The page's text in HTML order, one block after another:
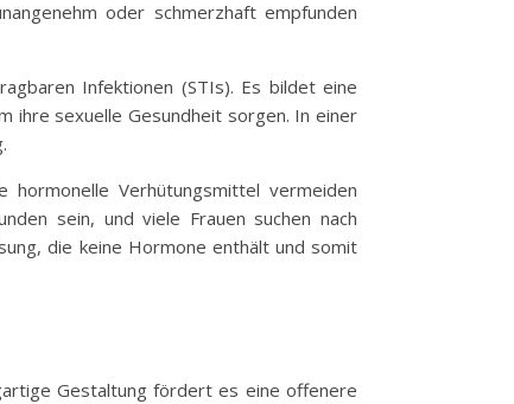
oder schmerzhaft empfunden
Infektionen (STIs). Es bildet eine
ihre sexuelle Gesundheit sorgen. In einer
Verhütungsmittel vermeiden
sein, und viele Frauen suchen nach
die keine Hormone enthält und somit
Gestaltung fördert es eine offenere